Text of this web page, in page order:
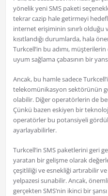
yönelik yeni SMS paketi
tekrar cazip hale getirmeyi
internet erişiminin sınırlı olduğu
kısıtlandığı durumlarda, hala
Turkcell’in bu adımı,
uyum sağlama çabasının bir
Ancak, bu hamle sadece
telekomünikasyon sektörünün
olabilir. Diğer operatörlerin de
Çünkü bazen eskiyen bir
operatörler bu potansiyeli
ayarlayabilirler.
Turkcell’in SMS paketlerini geri
yaratan bir gelişme olarak
çeşitliliği ve esnekliği artırabilir
yelpazesi sunabilir. Ancak,
gerçekten SMS’nin ikinci bir